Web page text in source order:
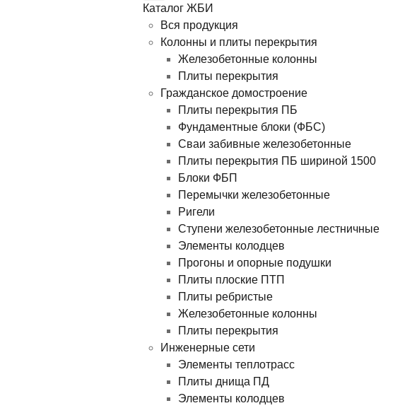
Каталог ЖБИ
Вся продукция
Колонны и плиты перекрытия
Железобетонные колонны
Плиты перекрытия
Гражданское домостроение
Плиты перекрытия ПБ
Фундаментные блоки (ФБС)
Сваи забивные железобетонные
Плиты перекрытия ПБ шириной 1500
Блоки ФБП
Перемычки железобетонные
Ригели
Ступени железобетонные лестничные
Элементы колодцев
Прогоны и опорные подушки
Плиты плоские ПТП
Плиты ребристые
Железобетонные колонны
Плиты перекрытия
Инженерные сети
Элементы теплотрасс
Плиты днища ПД
Элементы колодцев